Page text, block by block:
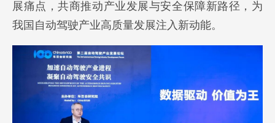
展痛点，共商推动产业发展与安全保障新路径，为
我国自动驾驶产业高质量发展注入新动能。